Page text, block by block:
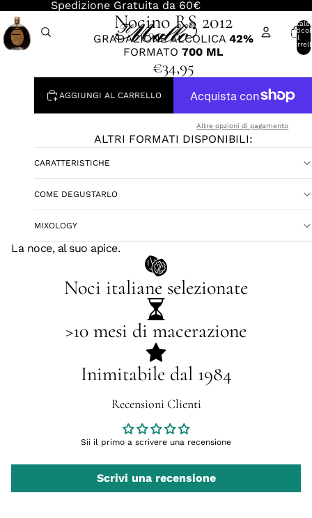
Spedizione Gratuita da 60€
Totale
nel
Nocino RS 2012
GRADAZIONE ALCOLICA 42%
FORMATO 700 ML
€34,95
AGGIUNGI AL CARRELLO
Altre opzioni di pagamento
ALTRI FORMATI DISPONIBILI:
CARATTERISTICHE
COME DEGUSTARLO
MIXOLOGY
La noce, al suo apice.
Noci italiane selezionate
>10 mesi di macerazione
Inimitabile dal 1984
Recensioni Clienti
Sii il primo a scrivere una recensione
Scrivi una recensione